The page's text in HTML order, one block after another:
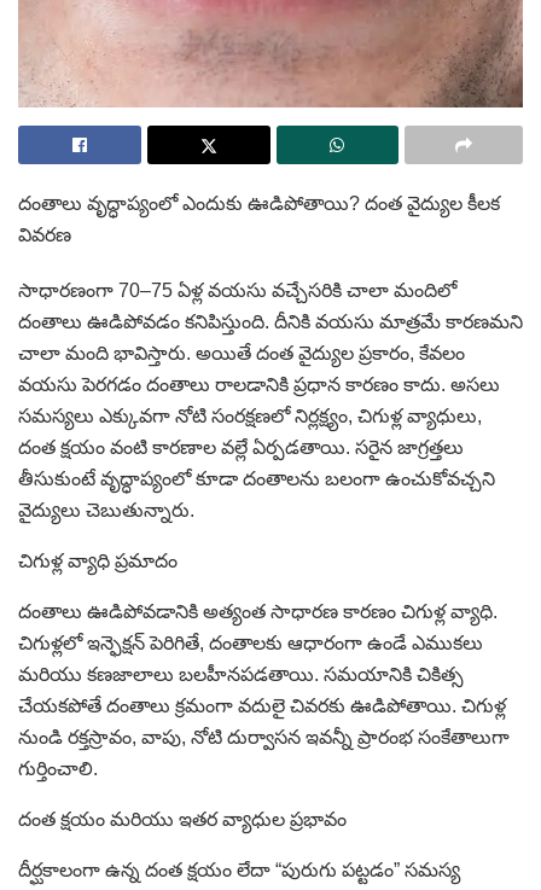
దంతాలు వృద్ధాప్యంలో ఎందుకు ఊడిపోతాయి? దంత వైద్యుల కీలక
వివరణ
సాధారణంగా 70–75 ఏళ్ల వయసు వచ్చేసరికి చాలా మందిలో
దంతాలు ఊడిపోవడం కనిపిస్తుంది. దీనికి వయసు మాత్రమే కారణమని
చాలా మంది భావిస్తారు. అయితే దంత వైద్యుల ప్రకారం, కేవలం
వయసు పెరగడం దంతాలు రాలడానికి ప్రధాన కారణం కాదు. అసలు
సమస్యలు ఎక్కువగా నోటి సంరక్షణలో నిర్లక్ష్యం, చిగుళ్ల వ్యాధులు,
దంత క్షయం వంటి కారణాల వల్లే ఏర్పడతాయి. సరైన జాగ్రత్తలు
తీసుకుంటే వృద్ధాప్యంలో కూడా దంతాలను బలంగా ఉంచుకోవచ్చని
వైద్యులు చెబుతున్నారు.
చిగుళ్ల వ్యాధి ప్రమాదం
దంతాలు ఊడిపోవడానికి అత్యంత సాధారణ కారణం చిగుళ్ల వ్యాధి.
చిగుళ్లలో ఇన్ఫెక్షన్ పెరిగితే, దంతాలకు ఆధారంగా ఉండే ఎముకలు
మరియు కణజాలాలు బలహీనపడతాయి. సమయానికి చికిత్స
చేయకపోతే దంతాలు క్రమంగా వదులై చివరకు ఊడిపోతాయి. చిగుళ్ల
నుండి రక్తస్రావం, వాపు, నోటి దుర్వాసన ఇవన్నీ ప్రారంభ సంకేతాలుగా
గుర్తించాలి.
దంత క్షయం మరియు ఇతర వ్యాధుల ప్రభావం
దీర్ఘకాలంగా ఉన్న దంత క్షయం లేదా “పురుగు పట్టడం” సమస్య